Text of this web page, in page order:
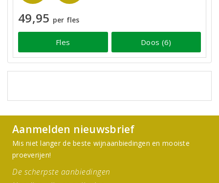
49,95 per fles
Fles Doos (6)
Aanmelden nieuwsbrief
Mis niet langer de beste wijnaanbiedingen en mooiste
proeverijen!
De scherpste aanbiedingen